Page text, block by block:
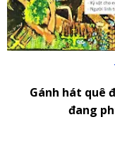
Gánh hát quê
đang